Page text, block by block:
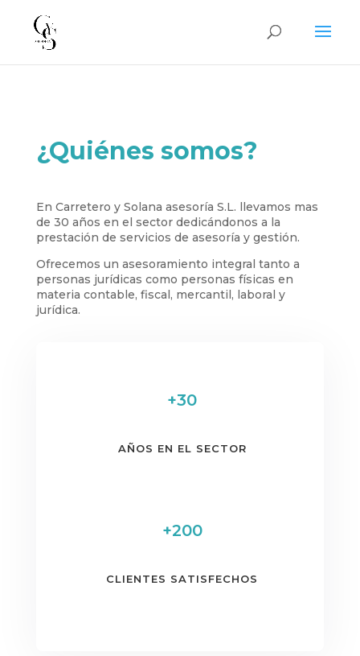
¿Quiénes somos?
En Carretero y Solana asesoría S.L. llevamos mas
de 30 años en el sector dedicándonos a la
prestación de servicios de asesoría y gestión.
Ofrecemos un asesoramiento integral tanto a
personas jurídicas como personas físicas en
materia contable, fiscal, mercantil, laboral y
jurídica.
+30
AÑOS EN EL SECTOR
+200
CLIENTES SATISFECHOS